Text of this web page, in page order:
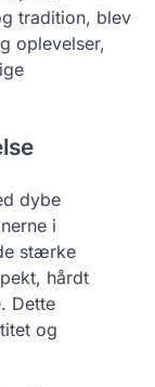
tradition, blev
oplevelser,
dybe
i
stærke
hårdt
Dette
og